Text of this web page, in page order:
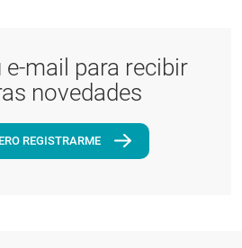
e-mail para recibir
novedades
REGISTRARME